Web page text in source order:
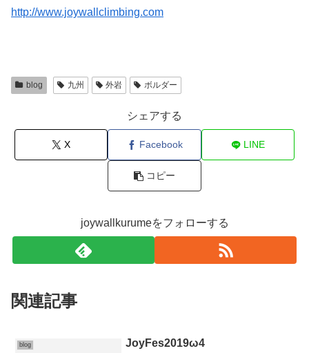
http://www.joywallclimbing.com
blog 九州 外岩 ボルダー
シェアする
X Facebook LINE
コピー
joywallkurumeをフォローする
関連記事
blog JoyFes2019ω4